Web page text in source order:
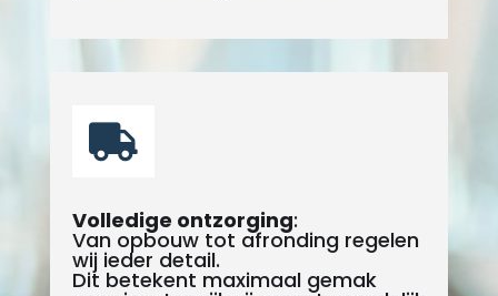

Volledige ontzorging:
Van opbouw tot afronding regelen
wij ieder detail.
Dit betekent maximaal gemak